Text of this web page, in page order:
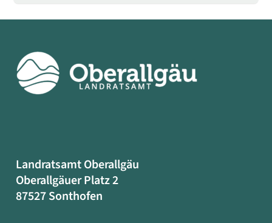
Landratsamt Oberallgäu
Oberallgäuer Platz 2
87527 Sonthofen